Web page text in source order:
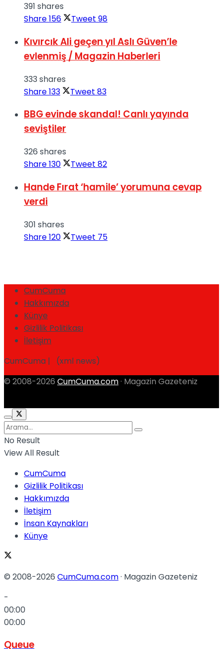
391 shares
Share156 Tweet 98
Kıvırcık Ali geçen yıl Aslı Güven’le
evlenmiş / Magazin Haberleri
333 shares
Share133 Tweet 83
BBG evinde skandal! Canlı yayında
seviştiler
326 shares
Share130 Tweet 82
Hande Fırat ‘hamile’ yorumuna cevap
verdi
301 shares
Share120 Tweet 75
CumCuma
Hakkımızda
Künye
Gizlilik Politikası
İletişim
CumCuma | (xml news)
© 2008-2026 CumCuma.com · Magazin Gazeteniz
No Result
View All Result
CumCuma
Gizlilik Politikası
Hakkımızda
İletişim
İnsan Kaynakları
Künye
© 2008-2026 CumCuma.com· Magazin Gazeteniz
-
00:00
00:00
Queue